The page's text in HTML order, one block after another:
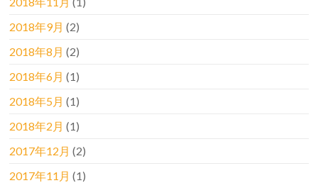
2018年9月 (2)
2018年8月 (2)
2018年6月 (1)
2018年5月 (1)
2018年2月 (1)
2017年12月 (2)
2017年11月 (1)